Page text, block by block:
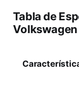
Tabla de